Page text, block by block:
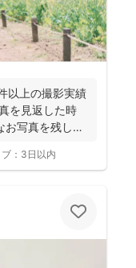
以上の撮影実績
を見返した時
お写真を残し
： 3日以内